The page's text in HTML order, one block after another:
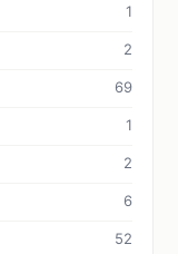
1
2
69
1
2
6
52